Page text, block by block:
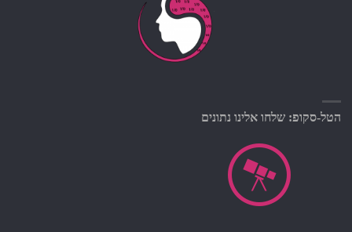
הטל-סקופ: שלחו אלינו נתונים